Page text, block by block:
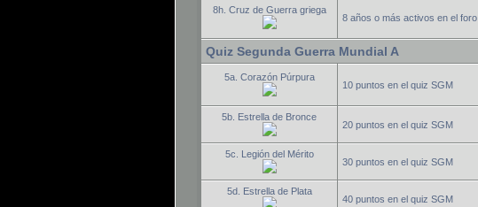
8h. Cruz de Guerra griega
8 años o más activos en el foro
Quiz Segunda Guerra Mundial A
5a. Corazón Púrpura
10 puntos en el quiz SGM
5b. Estrella de Bronce
20 puntos en el quiz SGM
5c. Legión del Mérito
30 puntos en el quiz SGM
5d. Estrella de Plata
40 puntos en el quiz SGM